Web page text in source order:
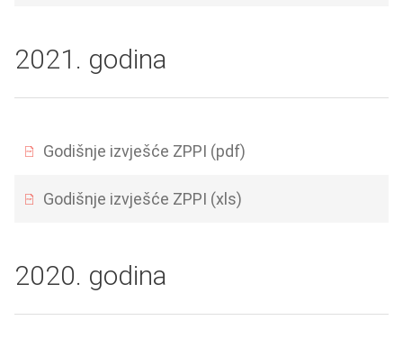
2021. godina
Godišnje izvješće ZPPI (pdf)
Godišnje izvješće ZPPI (xls)
2020. godina